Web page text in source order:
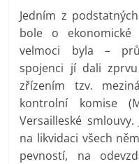
Jedním z
bole o
velmoci byla –
spojenci jí dali
zřízením tzv.
kontrolní komise
Versailleské
na likvidaci všech
pevností, na